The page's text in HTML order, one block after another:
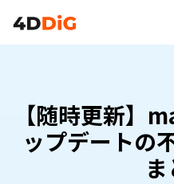
合や解決策をまとめ
【随時更新】
ップデートの